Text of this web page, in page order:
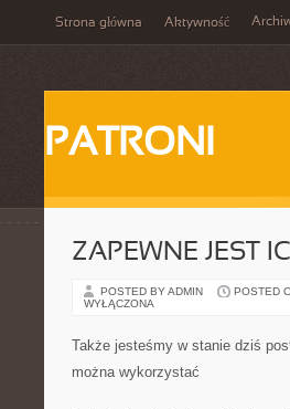
Strona główna Aktywność
PATRONI
ZAPEWNE JEST
POSTED BY ADMIN POSTED
WYŁĄCZONA
Także jesteśmy w stanie dziś
można wykorzystać